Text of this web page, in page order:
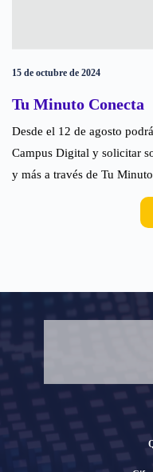
15 de octubre de 2024
Tu Minuto Conecta
Desde el 12 de agosto
Campus Digital y solicitar
y más a través de Tu